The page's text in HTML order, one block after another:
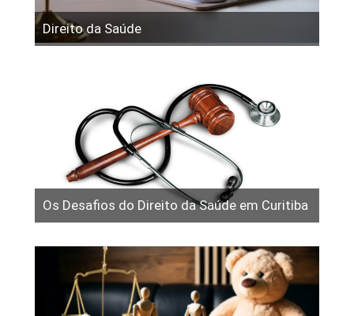
Direito da Saúde
Os Desafios do Direito da Saúde em Curitiba